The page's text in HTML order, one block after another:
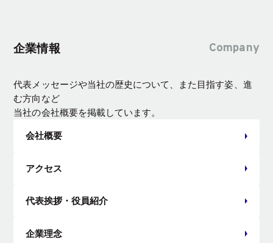
企業情報 Company
代表メッセージや当社の歴史について、また目指す姿、進
む方向など
当社の会社概要を掲載しています。
会社概要
アクセス
代表挨拶・役員紹介
企業理念